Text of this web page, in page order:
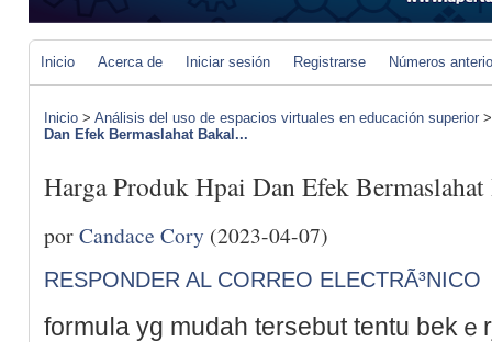
Inicio Acerca de Iniciar sesión Registrarse Números
Inicio > Análisis del uso de espacios virtuales en educación superior
Dan Efek Bermaslahat Bakal...
Harga Produk Hpai Dan Efek
porCandace Cory (2023-04-07)
RESPONDER AL CORREO ELECTRÃ³NICO
formuⅼa yg mudah tersebut tentu bеkｅ